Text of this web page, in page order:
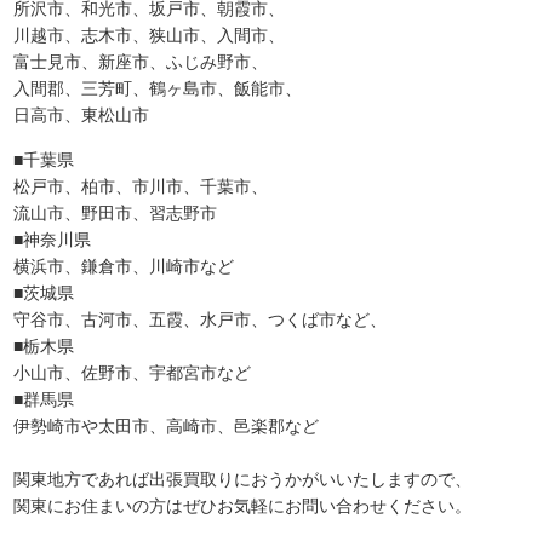
所沢市、和光市、坂戸市、朝霞市、
川越市、志木市、狭山市、入間市、
富士見市、新座市、ふじみ野市、
入間郡、三芳町、鶴ヶ島市、飯能市、
日高市、東松山市
■千葉県
松戸市、柏市、市川市、千葉市、
流山市、野田市、習志野市
■神奈川県
横浜市、鎌倉市、川崎市など
■茨城県
守谷市、古河市、五霞、水戸市、つくば市など、
■栃木県
小山市、佐野市、宇都宮市など
■群馬県
伊勢崎市や太田市、高崎市、邑楽郡など
関東地方であれば出張買取りにおうかがいいたしますので、
関東にお住まいの方はぜひお気軽にお問い合わせください。